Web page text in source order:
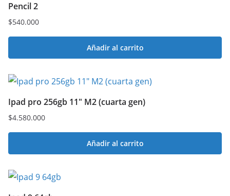
Pencil 2
$540.000
Añadir al carrito
Ipad pro 256gb 11″ M2 (cuarta gen)
$4.580.000
Añadir al carrito